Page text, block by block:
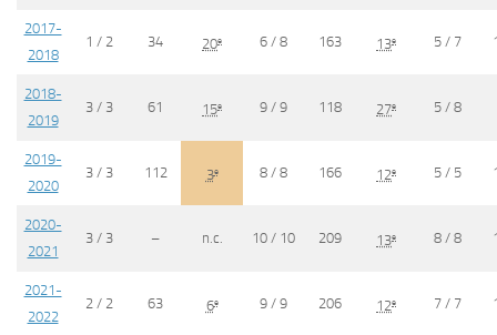
2017-
2018
1 / 2 34 20e 6 / 8 163 13e 5 / 7
2018-
2019
3 / 3 61 15e 9 / 9 118 27e 5 / 8
2019-
2020
3 / 3 112 3e 8 / 8 166 12e 5 / 5
2020-
2021
3 / 3 – n.c. 10 / 10 209 13e 8 / 8
2021-
2022
2 / 2 63 6e 9 / 9 206 12e 7 / 7